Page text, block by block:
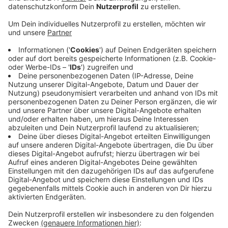
Veröffentlicht:Freitag, 13.09.2019 13:08
Anzeige
Eine 2,5 für das Rheinisch-Bergische, eine 2,7 für das
Oberbergische, so haben die kleineren und mittleren
Unternehmen gewertet. Vor allem mit der
Erreichbarkeit der Absatzmärkte und der Kundennähe
sind die Unternehmen im Bergischen zufrieden.
Handlungsbedarf sehen die Betriebe vor allem im
Oberbergischen beim Breitbandausbau. Für den
Großteil der Unternehmen im Bergischen ist das der
wichtigste Standortfaktor, zeigt die Umfrage.
Außerdem haben die Betriebe unter anderem
Probleme, qualifizierte Arbeitskräfte zu finden und sie
bemängeln den Zustand der kommunalen Straßen.
Anzeige